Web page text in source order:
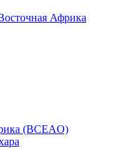
Африка
(BCEAO)